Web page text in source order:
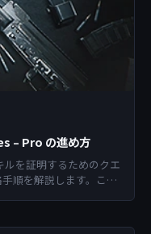
– Pro の進め方
を証明するためのクエ
順を解説します。この